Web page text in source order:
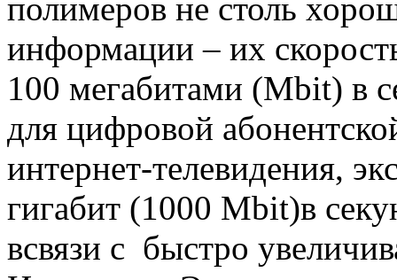
полимеров не столь
информации – их
100 мегабитами (Mbit) в
для цифровой
интернет-телевидения,
гигабит (1000 Mbit)в
всвязи с быстро